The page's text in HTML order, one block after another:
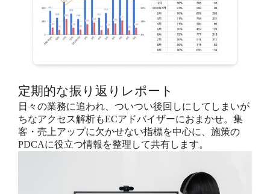
定期的な振り返りレポート
日々の業務に追われ、ついつい後回しにしてしまいが
ちなアクセス解析もECアドバイザーにおまかせ。集
客・売上アップに欠かせない指標を中心に、施策の
PDCAに役立つ情報を整理して共有します。